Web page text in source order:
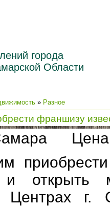
города
Области
» Разное
франшизу
Цена
и открыть
Центрах